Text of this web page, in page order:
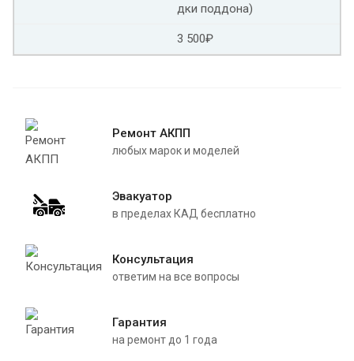
дки поддона)
3 500₽
Ремонт АКПП
любых марок и моделей
Эвакуатор
в пределах КАД бесплатно
Консультация
ответим на все вопросы
Гарантия
на ремонт до 1 года